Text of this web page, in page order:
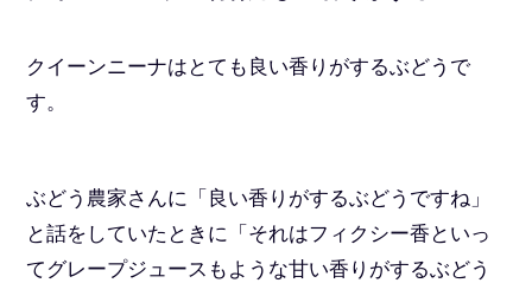
クイーンニーナはとても良い香りがするぶどうで
す。
ぶどう農家さんに「良い香りがするぶどうですね」
と話をしていたときに「それはフィクシー香といっ
てグレープジュースもような甘い香りがするぶどう